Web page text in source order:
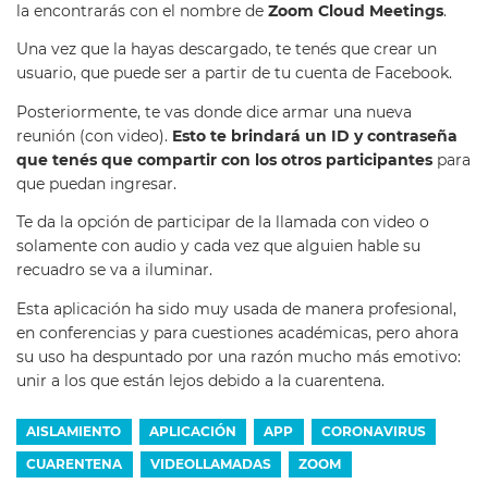
la encontrarás con el nombre de Zoom Cloud Meetings.
Una vez que la hayas descargado, te tenés que crear un
usuario, que puede ser a partir de tu cuenta de Facebook.
Posteriormente, te vas donde dice armar una nueva
reunión (con video). Esto te brindará un ID y contraseña
que tenés que compartir con los otros participantes para
que puedan ingresar.
Te da la opción de participar de la llamada con video o
solamente con audio y cada vez que alguien hable su
recuadro se va a iluminar.
Esta aplicación ha sido muy usada de manera profesional,
en conferencias y para cuestiones académicas, pero ahora
su uso ha despuntado por una razón mucho más emotivo:
unir a los que están lejos debido a la cuarentena.
AISLAMIENTO APLICACIÓN APP CORONAVIRUS
CUARENTENA VIDEOLLAMADAS ZOOM